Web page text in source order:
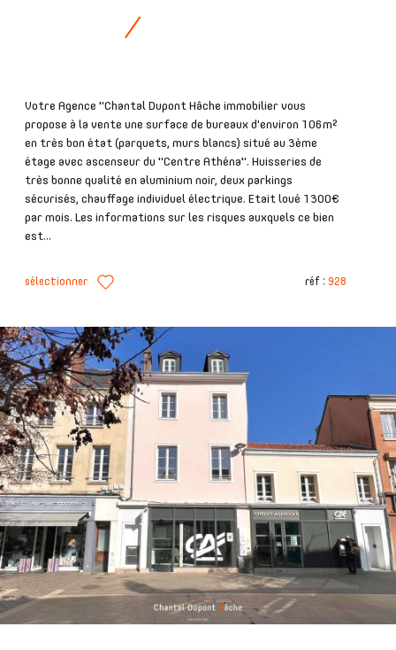
Votre Agence "Chantal Dupont Hâche immobilier vous
propose à la vente une surface de bureaux d'environ 106m²
en très bon état (parquets, murs blancs) situé au 3ème
étage avec ascenseur du "Centre Athéna". Huisseries de
très bonne qualité en aluminium noir, deux parkings
sécurisés, chauffage individuel électrique. Etait loué 1300€
par mois. Les informations sur les risques auxquels ce bien
est...
sélectionner réf : 928